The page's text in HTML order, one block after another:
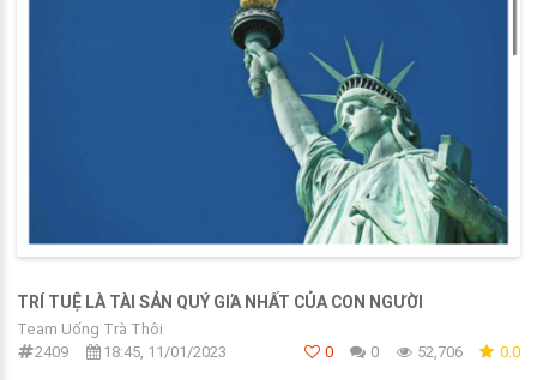
TRÍ TUỆ LÀ TÀI SẢN QUÝ GIΆ NHẤT CỦΑ CON NGƯỜI
Team Uống Trà Thôi
2409
18:45, 11/01/2023 0 0 52,706 0.0